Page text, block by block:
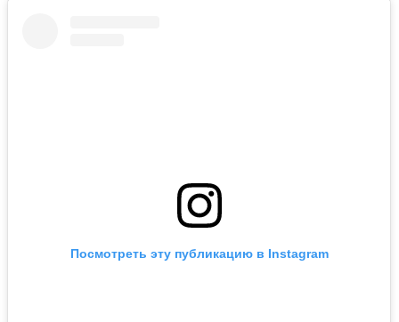
Посмотреть эту публикацию в Instagram